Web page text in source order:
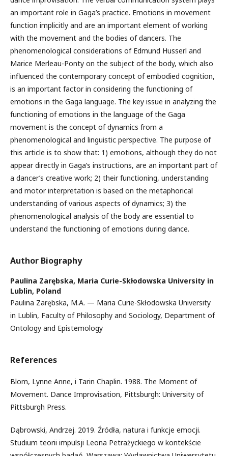
an important role in Gaga’s practice. Emotions in movement
function implicitly and are an important element of working
with the movement and the bodies of dancers. The
phenomenological considerations of Edmund Husserl and
Marice Merleau-Ponty on the subject of the body, which also
influenced the contemporary concept of embodied cognition,
is an important factor in considering the functioning of
emotions in the Gaga language. The key issue in analyzing the
functioning of emotions in the language of the Gaga
movement is the concept of dynamics from a
phenomenological and linguistic perspective. The purpose of
this article is to show that: 1) emotions, although they do not
appear directly in Gaga’s instructions, are an important part of
a dancer’s creative work; 2) their functioning, understanding
and motor interpretation is based on the metaphorical
understanding of various aspects of dynamics; 3) the
phenomenological analysis of the body are essential to
understand the functioning of emotions during dance.
Author Biography
Paulina Zarębska, Maria Curie-Skłodowska University in
Lublin, Poland
Paulina Zarębska, M.A. — Maria Curie-Skłodowska University
in Lublin, Faculty of Philosophy and Sociology, Department of
Ontology and Epistemology
References
Blom, Lynne Anne, i Tarin Chaplin. 1988. The Moment of
Movement. Dance Improvisation, Pittsburgh: University of
Pittsburgh Press.
Dąbrowski, Andrzej. 2019. Źródła, natura i funkcje emocji.
Studium teorii impulsji Leona Petrażyckiego w kontekście